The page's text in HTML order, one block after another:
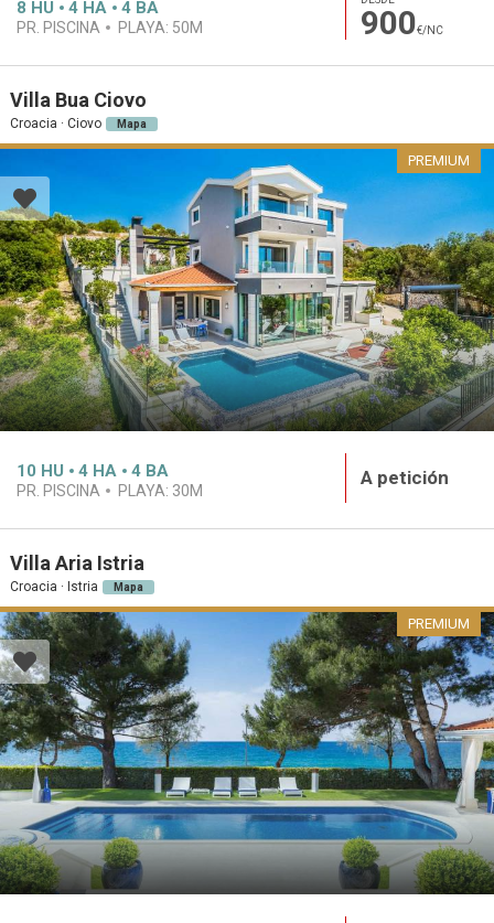
8 HU 4 HA 4 BA
PR. PISCINA PLAYA: 50M 900€/NC
Villa Bua Ciovo
Croacia · Ciovo Mapa
PREMIUM
10 HU 4 HA 4 BA
PR. PISCINA PLAYA: 30M
A petición
Villa Aria Istria
Croacia · Istria Mapa
PREMIUM